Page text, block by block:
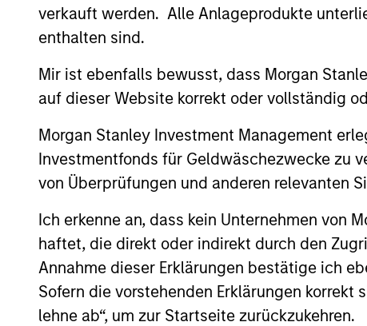
verkauft werden. Alle Anlageprodukte
enthalten sind.
Mir ist ebenfalls bewusst, dass Morgan
auf dieser Website korrekt oder vollständig
Morgan Stanley Investment Management
Investmentfonds für Geldwäschezwecke zu
von Überprüfungen und anderen relevanten
Ich erkenne an, dass kein Unternehmen von
haftet, die direkt oder indirekt durch den
Annahme dieser Erklärungen bestätige ich
Sofern die vorstehenden Erklärungen korrekt
lehne ab“, um zur Startseite zurückzukehren.
Differentiators
1
A core
international
portfolio
Invests in two types of stocks:
high quality compounders and
value opportunities. The overall
mix between the two is based
2
The
of high
the
bias of